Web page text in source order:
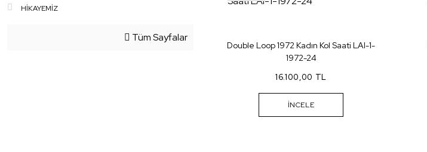
HİKAYEMİZ
Tüm Sayfalar
Double Loop 1972 Kadın Kol Saati LAI-1-
1972-24
16.100,00 TL
İNCELE